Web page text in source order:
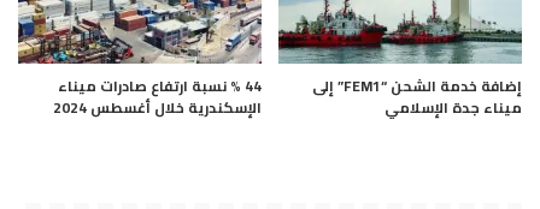
إضافة خدمة الشحن “FEM1” إلى
ميناء جدة الإسلامي
44 % نسبة ارتفاع صادرات ميناء
الإسكندرية خلال أغسطس 2024